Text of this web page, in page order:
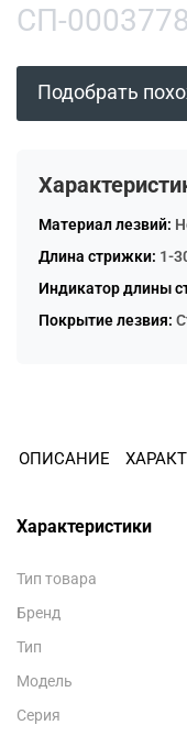
СП-
Подобрать
Материал лезвий:
Длина стрижки: 1-
Индикатор длины
Покрытие лезвия:
ОПИСАНИЕ
Характеристики
Тип товара
Бренд
Тип
Модель
Серия
Подробнее
об оплате